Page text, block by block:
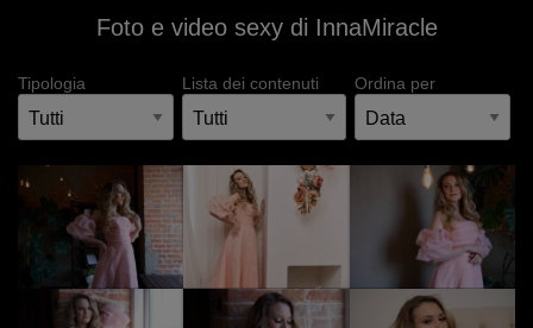
Foto e video sexy di InnaMiracle
Tipologia Lista dei contenuti Ordina per